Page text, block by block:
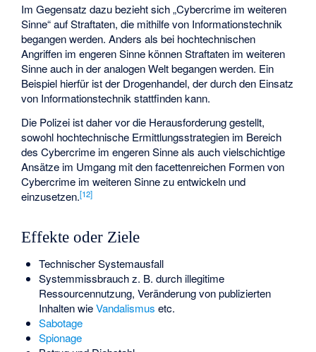
Im Gegensatz dazu bezieht sich „Cybercrime im weiteren
Sinne“ auf Straftaten, die mithilfe von Informationstechnik
begangen werden. Anders als bei hochtechnischen
Angriffen im engeren Sinne können Straftaten im weiteren
Sinne auch in der analogen Welt begangen werden. Ein
Beispiel hierfür ist der Drogenhandel, der durch den Einsatz
von Informationstechnik stattfinden kann.
Die Polizei ist daher vor die Herausforderung gestellt,
sowohl hochtechnische Ermittlungsstrategien im Bereich
des Cybercrime im engeren Sinne als auch vielschichtige
Ansätze im Umgang mit den facettenreichen Formen von
Cybercrime im weiteren Sinne zu entwickeln und
einzusetzen.[12]
Effekte oder Ziele
Technischer Systemausfall
Systemmissbrauch z. B. durch illegitime
Ressourcennutzung, Veränderung von publizierten
Inhalten wieVandalismus etc.
Sabotage
Spionage